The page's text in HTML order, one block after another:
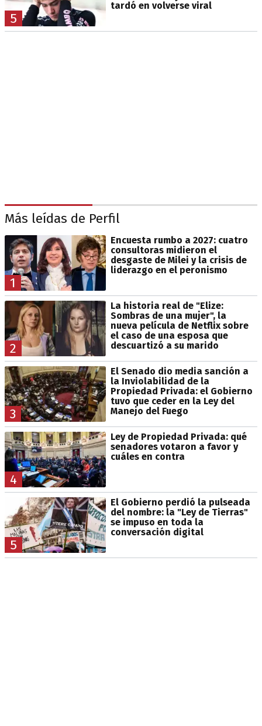
5
tardó en volverse viral
Más leídas de Perfil
1
Encuesta rumbo a 2027: cuatro
consultoras midieron el
desgaste de Milei y la crisis de
liderazgo en el peronismo
2
La historia real de "Elize:
Sombras de una mujer", la
nueva película de Netflix sobre
el caso de una esposa que
descuartizó a su marido
3
El Senado dio media sanción a
la Inviolabilidad de la
Propiedad Privada: el Gobierno
tuvo que ceder en la Ley del
Manejo del Fuego
4
Ley de Propiedad Privada: qué
senadores votaron a favor y
cuáles en contra
5
El Gobierno perdió la pulseada
del nombre: la "Ley de Tierras"
se impuso en toda la
conversación digital